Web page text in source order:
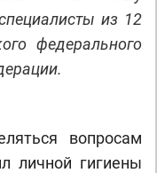
из 12
федерального
вопросам
личной гигиены